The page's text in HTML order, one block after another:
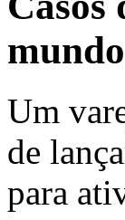
Um
de
para